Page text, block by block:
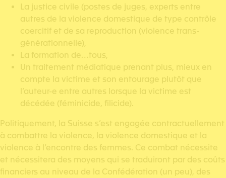
La justice civile (postes de juges, experts entre
autres de la violence domestique de type contrôle
coercitif et de sa reproduction (violence trans-
générationnelle),
La formation de…tous,
Un traitement médiatique prenant plus, mieux en
compte la victime et son entourage plutôt que
l’auteur-e entre autres lorsque la victime est
décédée (féminicide, filicide).
Politiquement, la Suisse s’est engagée contractuellement
à combattre la violence, la violence domestique et la
violence à l’encontre des femmes. Ce combat nécessite
et nécessitera des moyens qui se traduiront par des coûts
financiers au niveau de la Confédération (un peu), des